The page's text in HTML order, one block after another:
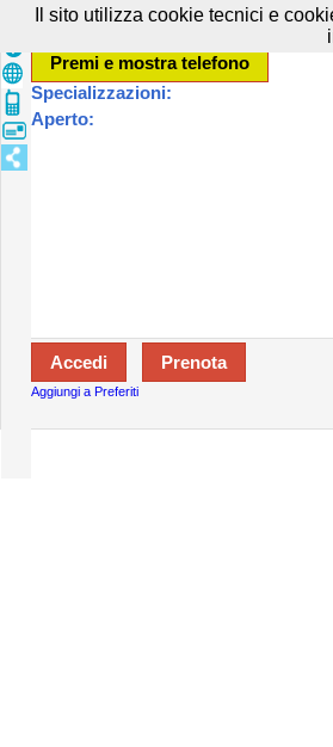
Prenota in tutta sicurezza con HTTPS
Specializzazioni:
Aperto:
Aggiungi a Preferiti
Il sito utilizza cookie tecnici e